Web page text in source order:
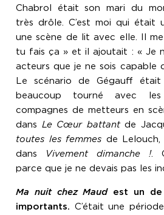
Chabrol était son mari du
très drôle. C’est moi qui était
une scène de lit avec elle. Il
tu fais ça » et il ajoutait : « Je
acteurs que je ne sois capable
Le scénario de Gégauff était
beaucoup tourné avec
compagnes de metteurs en
dans Le Cœur battantde
toutes les femmes de
dans
Vivement dimanche !.
parce que je ne devais pas les
Ma nuit chez Maudest un de
importants. C’était une